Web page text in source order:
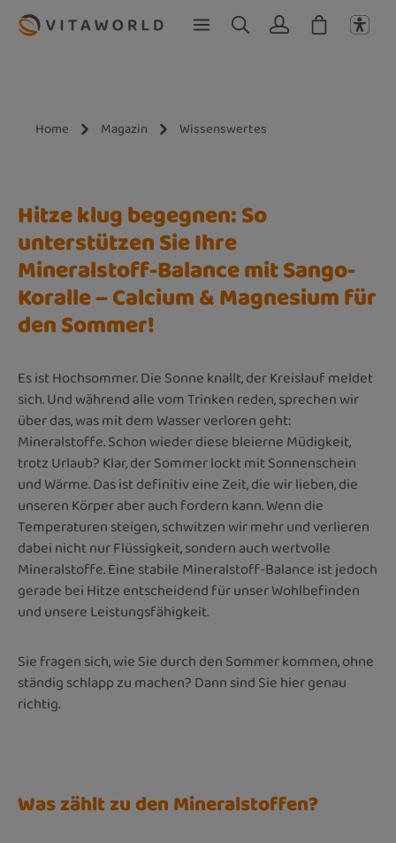
Zum Hauptinhalt springen
Home Magazin Wissenswertes
Hitze klug begegnen: So
unterstützen Sie Ihre
Mineralstoff-Balance mit Sango-
Koralle – Calcium & Magnesium für
den Sommer!
Es ist Hochsommer. Die Sonne knallt, der Kreislauf meldet
sich. Und während alle vom Trinken reden, sprechen wir
über das, was mit dem Wasser verloren geht:
Mineralstoffe. Schon wieder diese bleierne Müdigkeit,
trotz Urlaub? Klar, der Sommer lockt mit Sonnenschein
und Wärme. Das ist definitiv eine Zeit, die wir lieben, die
unseren Körper aber auch fordern kann. Wenn die
Temperaturen steigen, schwitzen wir mehr und verlieren
dabei nicht nur Flüssigkeit, sondern auch wertvolle
Mineralstoffe. Eine stabile Mineralstoff-Balance ist jedoch
gerade bei Hitze entscheidend für unser Wohlbefinden
und unsere Leistungsfähigkeit.
Sie fragen sich, wie Sie durch den Sommer kommen, ohne
ständig schlapp zu machen? Dann sind Sie hier genau
richtig.
Was zählt zu den Mineralstoffen?